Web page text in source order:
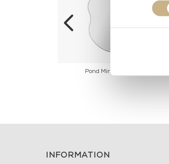
Pond Mirror - Large
INFORMATION